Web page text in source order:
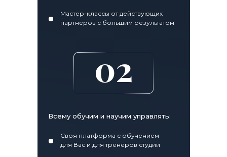
Всему обучим и научим управлять:
02
Своя платформа с обучением
для Вас и для тренеров студии
Мастер-классы от действующих
партнеров с большим результатом